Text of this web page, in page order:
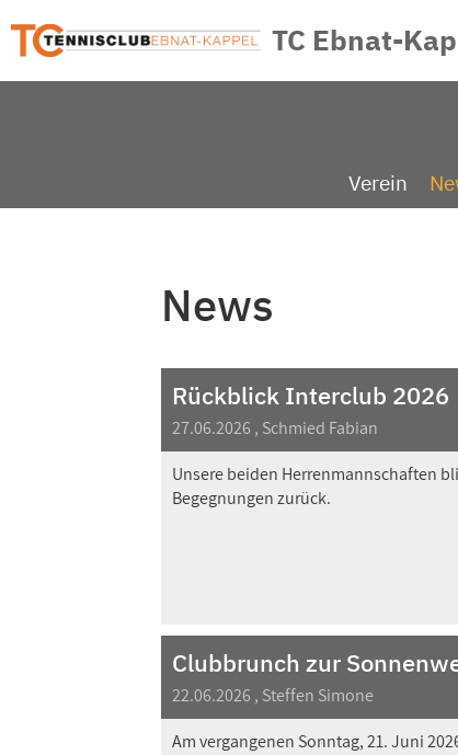
TC Ebnat-
Verein
News
Rückblick Interclub 2026
27.06.2026 , Schmied Fabian
Unsere beiden Herrenmannschaften
Begegnungen zurück.
Clubbrunch zur
22.06.2026 , Steffen Simone
Am vergangenen Sonntag, 21. Juni